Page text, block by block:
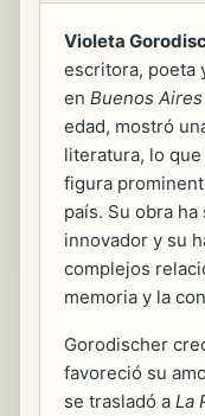
Violeta
escritora, poeta
en Buenos Aires
edad, mostró
literatura, lo
figura
país. Su obra
innovador y su
complejos
memoria y la
Gorodischer
favoreció su
se trasladó a La